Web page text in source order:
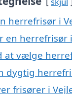
herrefrisør i
en herrefrisør
at vælge
dygtig
frisører i